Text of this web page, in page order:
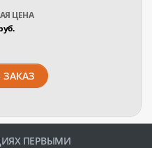
ЦЕНА
ЗАКАЗ
ПЕРВЫМИ